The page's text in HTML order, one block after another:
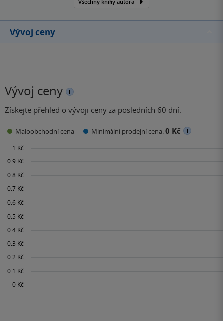
Všechny knihy autora
Vývoj ceny
Vývoj ceny
Získejte přehled o vývoji ceny za posledních 60 dní.
Maloobchodní cena Minimální prodejní cena:0 Kč